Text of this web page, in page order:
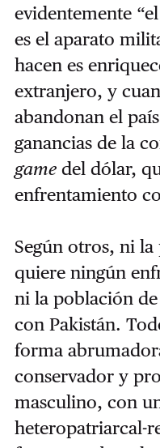
evidentemente
es el aparato
hacen es
extranjero, y
abandonan el
ganancias de la
gamedel dólar,
enfrentamiento
Según otros, ni
quiere ningún
ni la población
con Pakistán.
forma
conservador y
masculino, con
heteropatriarcal-